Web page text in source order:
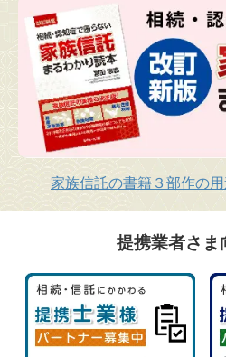
家族信託の書籍３部作の
提携業者さま